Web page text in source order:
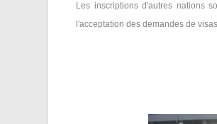
Les inscriptions d'autres nations
l'acceptation des demandes de